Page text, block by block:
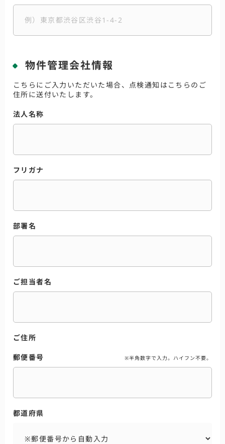
物件管理会社情報
こちらにご入力いただいた場合、点検通知はこちらのご
住所に送付いたします。
法人名称
フリガナ
部署名
ご担当者名
ご住所
郵便番号 ※半角数字で入力。ハイフン不要。
都道府県